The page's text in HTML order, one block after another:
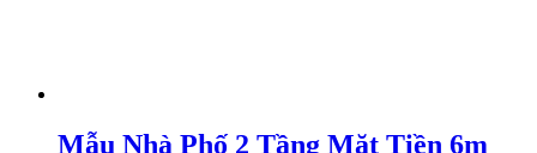
Mẫu Nhà Phố 2 Tầng Mặt Tiền 6m